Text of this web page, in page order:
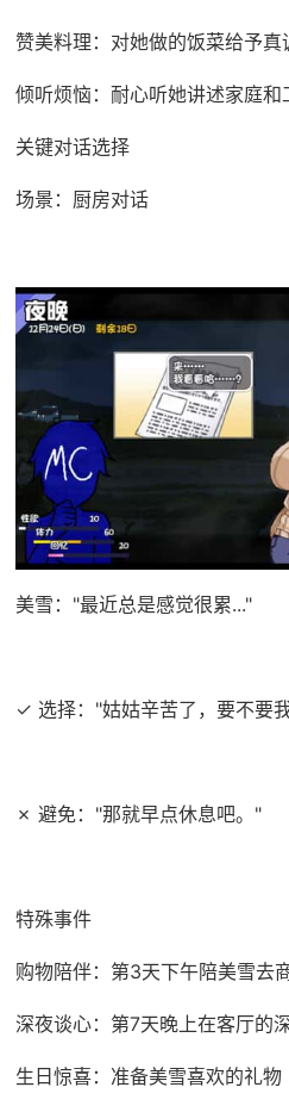
赞美料理：对她做的饭菜给予真
倾听烦恼：耐心听她讲述家庭和
关键对话选择
场景：厨房对话
美雪："最近总是感觉很累..."
✓ 选择："姑姑辛苦了，要不要
✗ 避免："那就早点休息吧。"
特殊事件
购物陪伴：第3天下午陪美雪去
深夜谈心：第7天晚上在客厅的
生日惊喜：准备美雪喜欢的礼物